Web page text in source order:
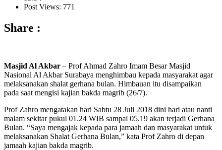
Post Views: 771
Share :
Masjid Al Akbar – Prof Ahmad Zahro Imam Besar Masjid
Nasional Al Akbar Surabaya menghimbau kepada masyarakat agar
melaksanakan shalat gerhana bulan. Himbauan itu disampaikan
pada saat mengisi kajian bakda magrib (26/7).
Prof Zahro mengatakan hari Sabtu 28 Juli 2018 dini hari atau nanti
malam sekitar pukul 01.24 WIB sampai 05.19 akan terjadi Gerhana
Bulan. “Saya mengajak kepada para jamaah dan masyarakat untuk
melaksanakan Shalat Gerhana Bulan,” kata Prof Zahro di depan
jamaah kajian bakda magrib.